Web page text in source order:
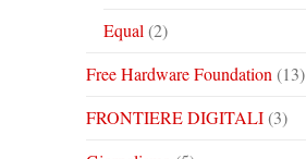
Equal (2)
Free Hardware Foundation (13)
FRONTIERE DIGITALI(3)